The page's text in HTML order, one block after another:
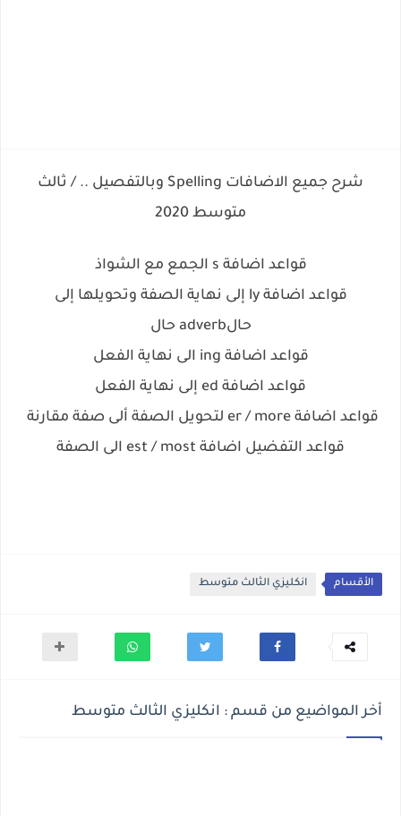
شرح جميع الاضافات Spelling وبالتفصيل .. / ثالث
متوسط 2020
قواعد اضافة s الجمع مع الشواذ
قواعد اضافة ly إلى نهاية الصفة وتحويلها إلى
حالadverb حال
قواعد اضافة ing الى نهاية الفعل
قواعد اضافة ed إلى نهاية الفعل
قواعد اضافة er / more لتحويل الصفة ألى صفة مقارنة
قواعد التفضيل اضافة est / most الى الصفة
الأقسام انكليزي الثالث متوسط
أخر المواضيع من قسم : انكليزي الثالث متوسط